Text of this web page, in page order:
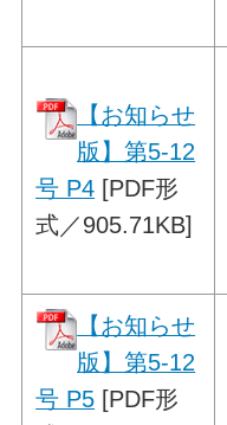
【お知らせ
版】第5-12
号 P4 [PDF形
式／905.71KB]
【お知らせ
版】第5-12
号 P5 [PDF形